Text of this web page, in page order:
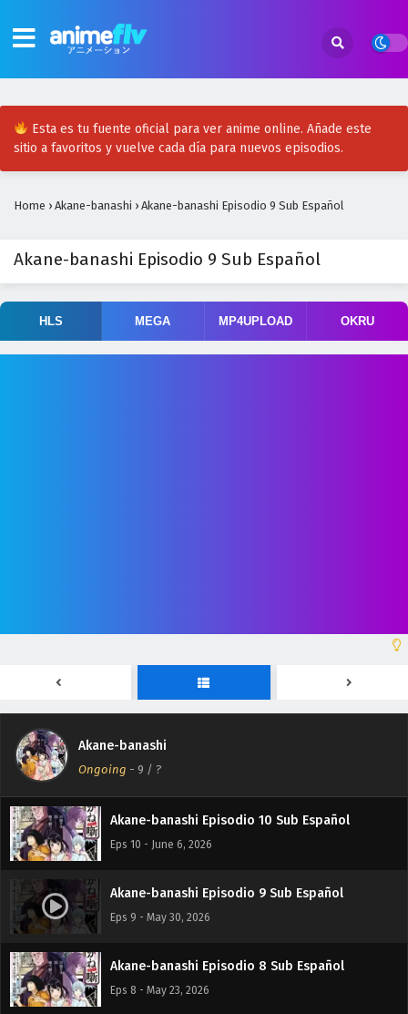
Esta es tu fuente oficial para ver anime online. Añade este
sitio a favoritos y vuelve cada día para nuevos episodios.
Home › Akane-banashi › Akane-banashi Episodio 9 Sub Español
Akane-banashi Episodio 9 Sub Español
HLS MEGA MP4UPLOAD OKRU
Akane-banashi
Ongoing - 9 / ?
Akane-banashi Episodio 12 Sub Español
Eps 12 - June 20, 2026
Akane-banashi Episodio 11 Sub Español
Eps 11 - June 13, 2026
Akane-banashi Episodio 10 Sub Español
Eps 10 - June 6, 2026
Akane-banashi Episodio 9 Sub Español
Eps 9 - May 30, 2026
Akane-banashi Episodio 8 Sub Español
Eps 8 - May 23, 2026